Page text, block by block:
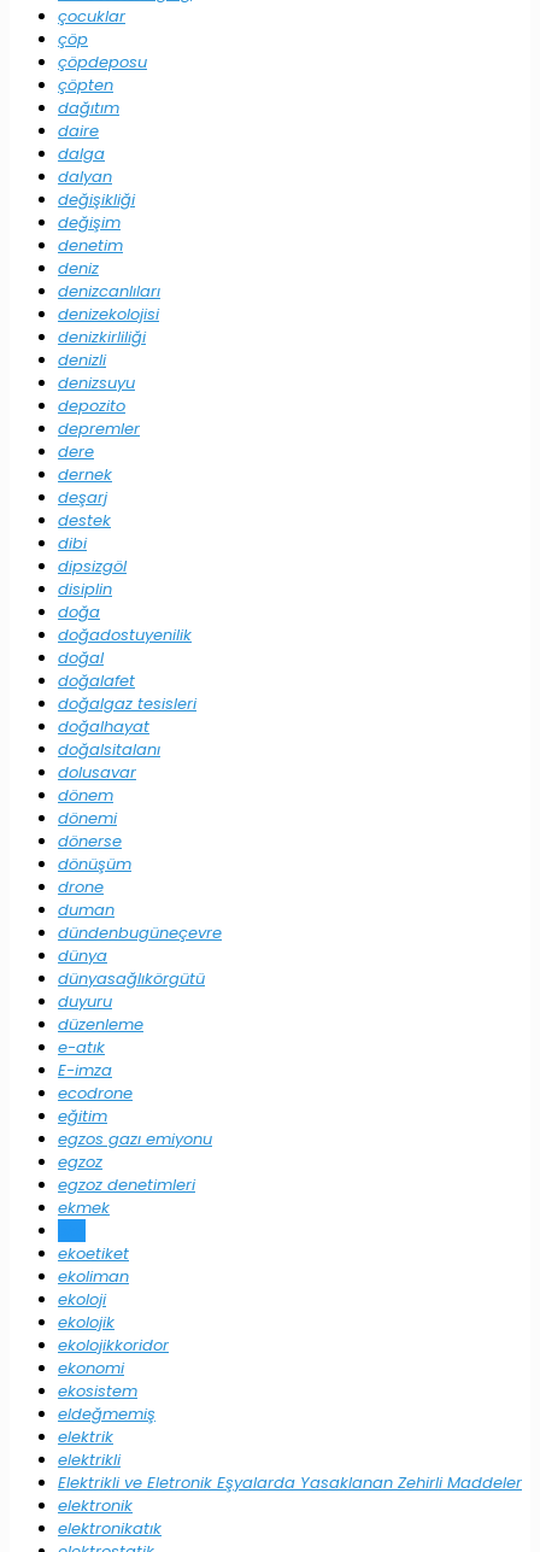
çocuklar
çöp
çöpdeposu
çöpten
dağıtım
daire
dalga
dalyan
değişikliği
değişim
denetim
deniz
denizcanlıları
denizekolojisi
denizkirliliği
denizli
denizsuyu
depozito
depremler
dere
dernek
deşarj
destek
dibi
dipsizgöl
disiplin
doğa
doğadostuyenilik
doğal
doğalafet
doğalgaz tesisleri
doğalhayat
doğalsitalanı
dolusavar
dönem
dönemi
dönerse
dönüşüm
drone
duman
dündenbugüneçevre
dünya
dünyasağlıkörgütü
duyuru
düzenleme
e-atık
E-imza
ecodrone
eğitim
egzos gazı emiyonu
egzoz
egzoz denetimleri
ekmek
ekoetiket
ekoliman
ekoloji
ekolojik
ekolojikkoridor
ekonomi
ekosistem
eldeğmemiş
elektrik
elektrikli
Elektrikli ve Eletronik Eşyalarda Yasaklanan Zehirli Maddeler
elektronik
elektronikatık